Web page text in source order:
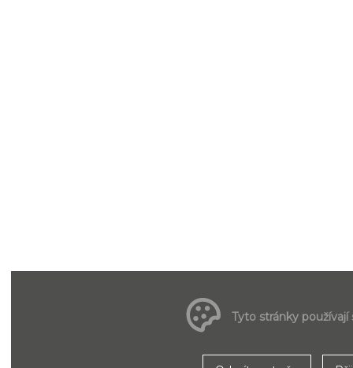
Tyto stránky používají